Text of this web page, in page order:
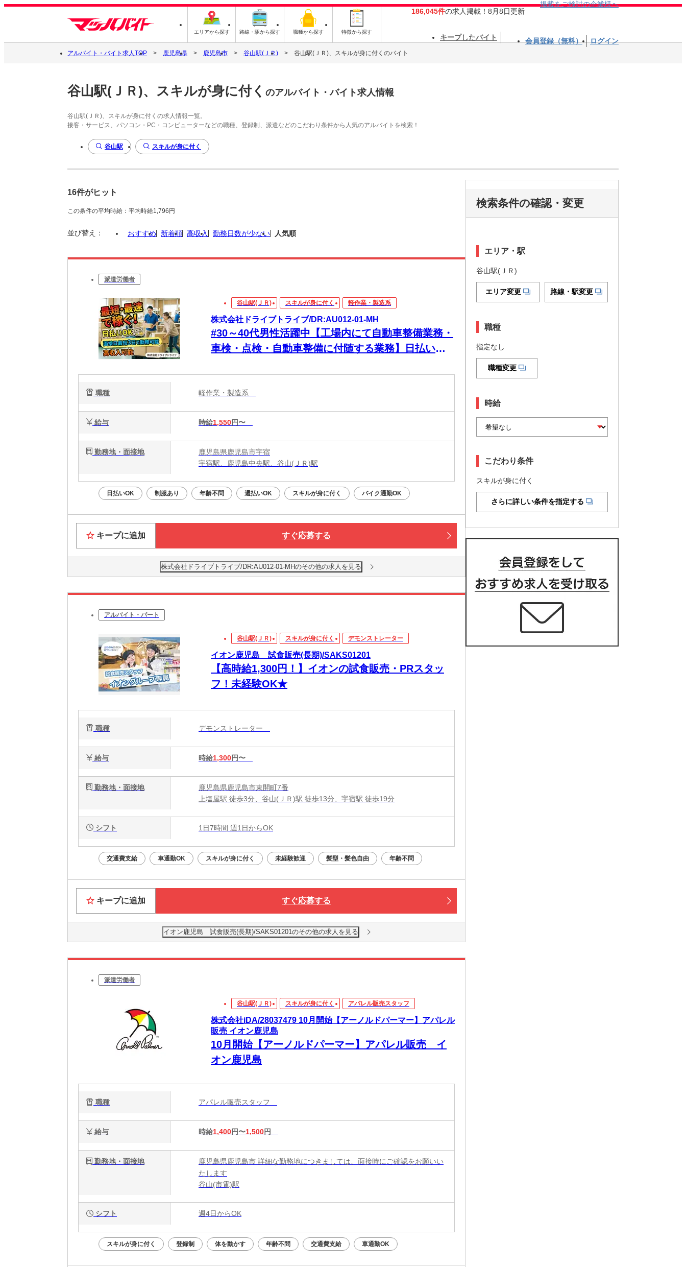
エリアから探す 路線・駅から探す 職種から探す 特徴から探す
186,045件の求人掲載！8月8日更新
掲載をご検討の企業様へ
キープしたバイト 会員登録（無料） ログイン
アルバイト・バイト求人TOP 鹿児島県 鹿児島市 谷山駅(ＪＲ) 谷山駅(ＪＲ)、スキルが身に付くのバイト
谷山駅(ＪＲ)、スキルが身に付く のアルバイト・バイト求人情報
谷山駅(ＪＲ)、スキルが身に付くの求人情報一覧。
接客・サービス、パソコン・PC・コンピューターなどの職種、登録制、派遣などのこだわり条件から人気のアルバイトを検索！
谷山駅 スキルが身に付く
16件がヒット
この条件の平均時給：平均時給1,796円
並び替え： おすすめ 新着順 高収入 勤務日数が少ない 人気順
派遣労働者
谷山駅(ＪＲ) スキルが身に付く 軽作業・製造系
株式会社ドライブトライブ/DR:AU012-01-MH
#30～40代男性活躍中【工場内にて自動車整備業務・
車検・点検・自動車整備に付随する業務】日払いあ
職種 軽作業・製造系
給与 時給1,550円〜
勤務地・面接地
鹿児島県鹿児島市宇宿
宇宿駅、鹿児島中央駅、谷山(ＪＲ)駅
日払いOK 制服あり 年齢不問 週払いOK スキルが身に付く バイク通勤OK
キープに追加 すぐ応募する
株式会社ドライブトライブ/DR:AU012-01-MHのその他の求人を見る
アルバイト・パート
谷山駅(ＪＲ) スキルが身に付く デモンストレーター
イオン鹿児島 試食販売(長期)/SAKS01201
【高時給1,300円！】イオンの試食販売・PRスタッ
フ！未経験OK★
職種 デモンストレーター
給与 時給1,300円〜
勤務地・面接地
鹿児島県鹿児島市東開町7番
上塩屋駅 徒歩3分、谷山(ＪＲ)駅 徒歩13分、宇宿駅 徒歩19分
シフト 1日7時間 週1日からOK
交通費支給 車通勤OK スキルが身に付く 未経験歓迎 髪型・髪色自由 年齢不問
キープに追加 すぐ応募する
イオン鹿児島 試食販売(長期)/SAKS01201のその他の求人を見る
派遣労働者
谷山駅(ＪＲ) スキルが身に付く アパレル販売スタッフ
株式会社iDA/28037479 10月開始【アーノルドパーマー】アパレル
販売 イオン鹿児島
10月開始【アーノルドパーマー】アパレル販売 イ
オン鹿児島
職種 アパレル販売スタッフ
給与 時給1,400円〜1,500円
勤務地・面接地
鹿児島県鹿児島市 詳細な勤務地につきましては、面接時にご確認をお願いい
たします
谷山(市電)駅
シフト 週4日からOK
スキルが身に付く 登録制 体を動かす 年齢不問 交通費支給 車通勤OK
検索条件の確認・変更
エリア・駅
谷山駅(ＪＲ)
エリア変更 路線・駅変更
職種
指定なし
職種変更
時給
こだわり条件
スキルが身に付く
さらに詳しい条件を指定する